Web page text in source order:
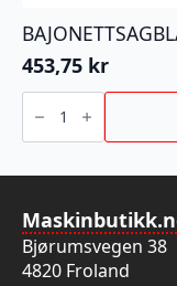
453,75 kr
BAJONETTSAGBLAD
200/
10/14TPI
5P
Bjørumsvegen 38
4820 Froland